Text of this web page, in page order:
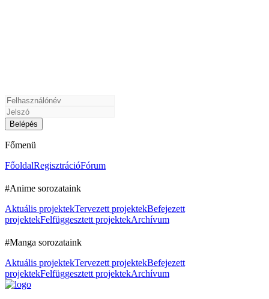
Főmenü
FőoldalRegisztrációFórum
#Anime sorozataink
Aktuális projektekTervezett projektekBefejezett
projektekFelfüggesztett projektekArchívum
#Manga sorozataink
Aktuális projektekTervezett projektekBefejezett
projektekFelfüggesztett projektekArchívum